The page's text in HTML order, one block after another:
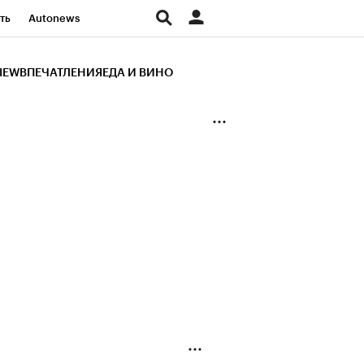
Autonews
ВПЕЧАТЛЕНИЯ ЕДА И ВИНО